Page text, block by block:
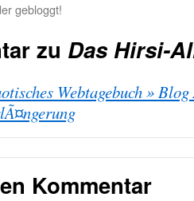
gebloggt!
zu Das Hirsi-
Webtagebuch »
Kommentar